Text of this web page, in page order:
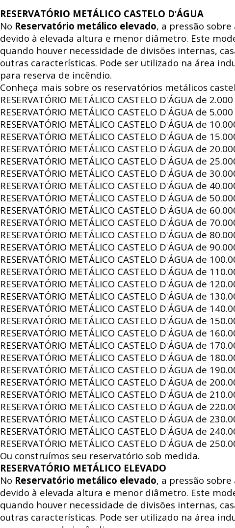
RESERVATÓRIO METÁLICO CASTELO D'ÁGUA
No Reservatório metálico elevado, a pressão
devido à elevada altura e menor diâmetro. Este
quando houver necessidade de divisões internas,
outras características. Pode ser utilizado na área
para reserva de incêndio.
Conheça mais sobre os reservatórios metálicos
RESERVATÓRIO METÁLICO CASTELO D'ÁGUA de
RESERVATÓRIO METÁLICO CASTELO D'ÁGUA de
RESERVATÓRIO METÁLICO CASTELO D'ÁGUA de
RESERVATÓRIO METÁLICO CASTELO D'ÁGUA de
RESERVATÓRIO METÁLICO CASTELO D'ÁGUA de
RESERVATÓRIO METÁLICO CASTELO D'ÁGUA de
RESERVATÓRIO METÁLICO CASTELO D'ÁGUA de
RESERVATÓRIO METÁLICO CASTELO D'ÁGUA de
RESERVATÓRIO METÁLICO CASTELO D'ÁGUA de
RESERVATÓRIO METÁLICO CASTELO D'ÁGUA de
RESERVATÓRIO METÁLICO CASTELO D'ÁGUA de
RESERVATÓRIO METÁLICO CASTELO D'ÁGUA de
RESERVATÓRIO METÁLICO CASTELO D'ÁGUA de
RESERVATÓRIO METÁLICO CASTELO D'ÁGUA de
RESERVATÓRIO METÁLICO CASTELO D'ÁGUA de
RESERVATÓRIO METÁLICO CASTELO D'ÁGUA de
RESERVATÓRIO METÁLICO CASTELO D'ÁGUA de
RESERVATÓRIO METÁLICO CASTELO D'ÁGUA de
RESERVATÓRIO METÁLICO CASTELO D'ÁGUA de
RESERVATÓRIO METÁLICO CASTELO D'ÁGUA de
RESERVATÓRIO METÁLICO CASTELO D'ÁGUA de
RESERVATÓRIO METÁLICO CASTELO D'ÁGUA de
RESERVATÓRIO METÁLICO CASTELO D'ÁGUA de
RESERVATÓRIO METÁLICO CASTELO D'ÁGUA de
RESERVATÓRIO METÁLICO CASTELO D'ÁGUA de
RESERVATÓRIO METÁLICO CASTELO D'ÁGUA de
RESERVATÓRIO METÁLICO CASTELO D'ÁGUA de
RESERVATÓRIO METÁLICO CASTELO D'ÁGUA de
RESERVATÓRIO METÁLICO CASTELO D'ÁGUA de
Ou construímos seu reservatório sob medida.
RESERVATÓRIO METÁLICO ELEVADO
No Reservatório metálico elevado, a pressão
devido à elevada altura e menor diâmetro. Este
quando houver necessidade de divisões internas,
outras características. Pode ser utilizado na área